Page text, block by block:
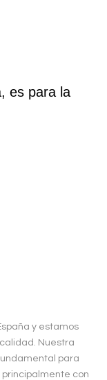
es para la
y estamos
Nuestra
para
con